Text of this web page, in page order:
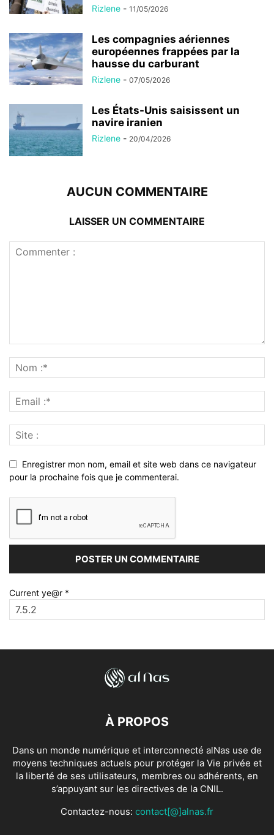
Rizlene - 11/05/2026
Les compagnies aériennes
européennes frappées par la
hausse du carburant
Rizlene - 07/05/2026
Les États-Unis saisissent un
navire iranien
Rizlene - 20/04/2026
AUCUN COMMENTAIRE
LAISSER UN COMMENTAIRE
Enregistrer mon nom, email et site web dans ce navigateur
pour la prochaine fois que je commenterai.
Current ye@r *
À PROPOS
Dans un monde numérique et interconnecté alNas use de
moyens techniques actuels pour protéger la Vie privée et
la liberté de ses utilisateurs, membres ou adhérents, en
s’appuyant sur les directives de la CNIL.
Contactez-nous: contact[@]alnas.fr